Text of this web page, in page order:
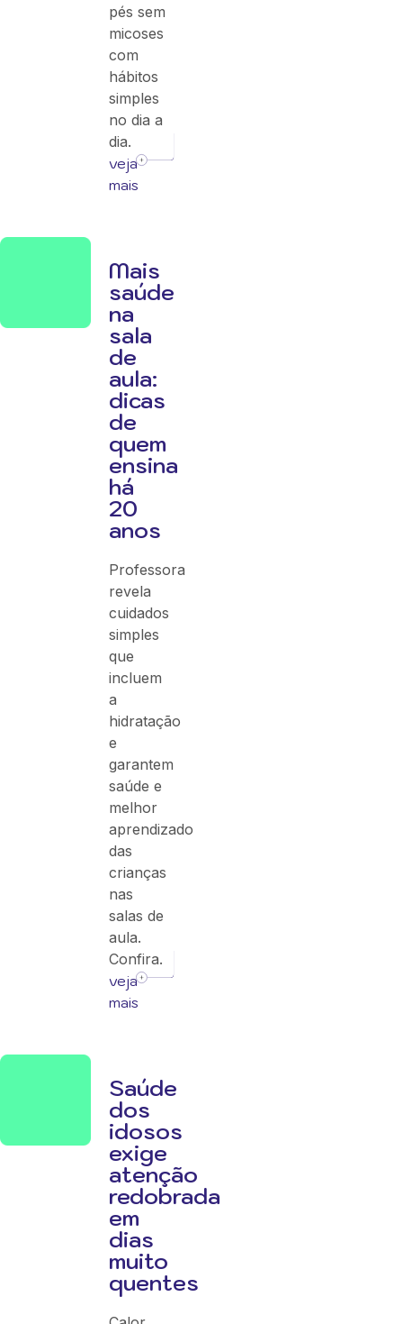
pés sem
micoses
com
hábitos
simples
no dia a
dia.
veja
mais
Mais
saúde
na
sala
de
aula:
dicas
de
quem
ensina
há
20
anos
Professora
revela
cuidados
simples
que
incluem
a
hidratação
e
garantem
saúde e
melhor
aprendizado
das
crianças
nas
salas de
aula.
Confira.
veja
mais
Saúde
dos
idosos
exige
atenção
redobrada
em
dias
muito
quentes